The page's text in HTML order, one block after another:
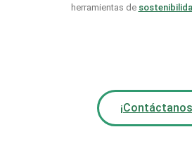
herramientas de